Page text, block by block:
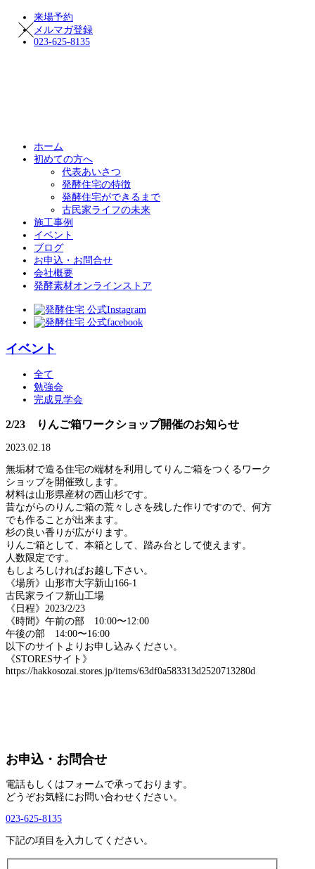
来場予約
メルマガ登録
023-625-8135
ホーム
初めての方へ
代表あいさつ
発酵住宅の特徴
発酵住宅ができるまで
古民家ライフの未来
施工事例
イベント
ブログ
お申込・お問合せ
会社概要
発酵素材オンラインストア
イベント
全て
勉強会
完成見学会
2/23 りんご箱ワークショップ開催のお知らせ
2023.02.18
無垢材で造る住宅の端材を利用してりんご箱をつくるワーク
ショップを開催致します。
材料は山形県産材の西山杉です。
昔ながらのりんご箱の荒々しさを残した作りですので、何方
でも作ることが出来ます。
杉の良い香りが広がります。
りんご箱として、本箱として、踏み台として使えます。
人数限定です。
もしよろしければお越し下さい。
《場所》山形市大字新山166-1
古民家ライフ新山工場
《日程》2023/2/23
《時間》午前の部 10:00〜12:00
午後の部 14:00〜16:00
以下のサイトよりお申し込みください。
《STORESサイト》
https://hakkosozai.stores.jp/items/63df0a583313d2520713280d
お申込・お問合せ
電話もしくはフォームで承っております。
どうぞお気軽にお問い合わせください。
023-625-8135
下記の項目を入力してください。